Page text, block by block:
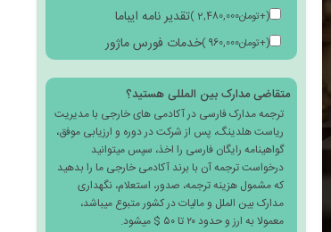
ها
تقدیر نامه ایباما (
+
2,480,000تومان )
خدمات فورس ماژور (
+
960,000تومان )
متقاضی مدارک بین المللی هستید؟
ترجمه مدارک فارسی در آکادمی های خارجی با مدیریت
ریاست هلدینگ، پس از شرکت در دوره و ارزیابی موفق،
گواهینامه رایگان فارسی را اخذ، سپس میتوانید
درخواست ترجمه آن با برند آکادمی خارجی ما را بدهید
که مشمول هزینه ترجمه، صدور، استعلام، نگهداری
مدارک بین الملل و مالیات در کشور متبوع میباشد،
معمولا به ارز و حدود ۲۰ تا ۵۰ $ میشود.